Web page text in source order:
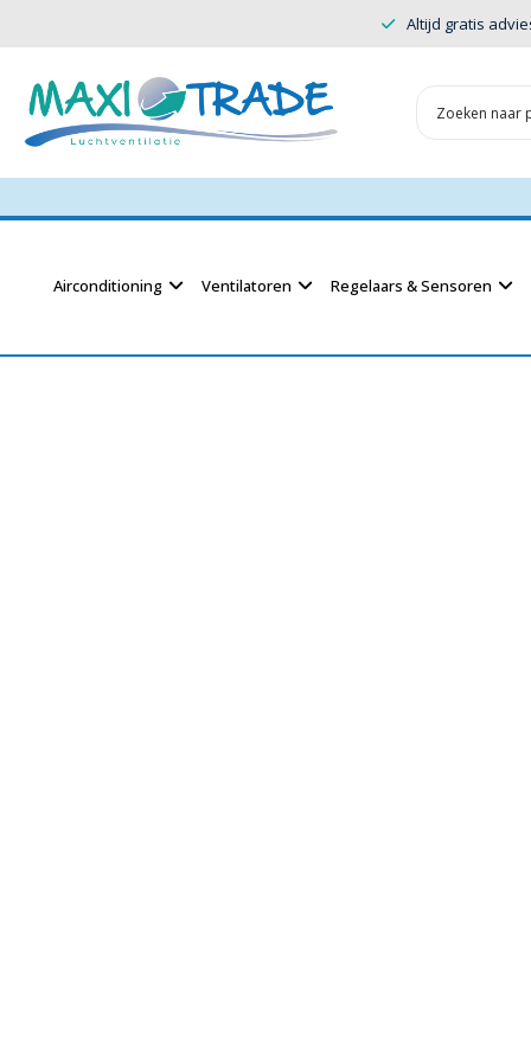
Altijd gratis
Airconditioning Ventilatoren Regelaars & Sensoren